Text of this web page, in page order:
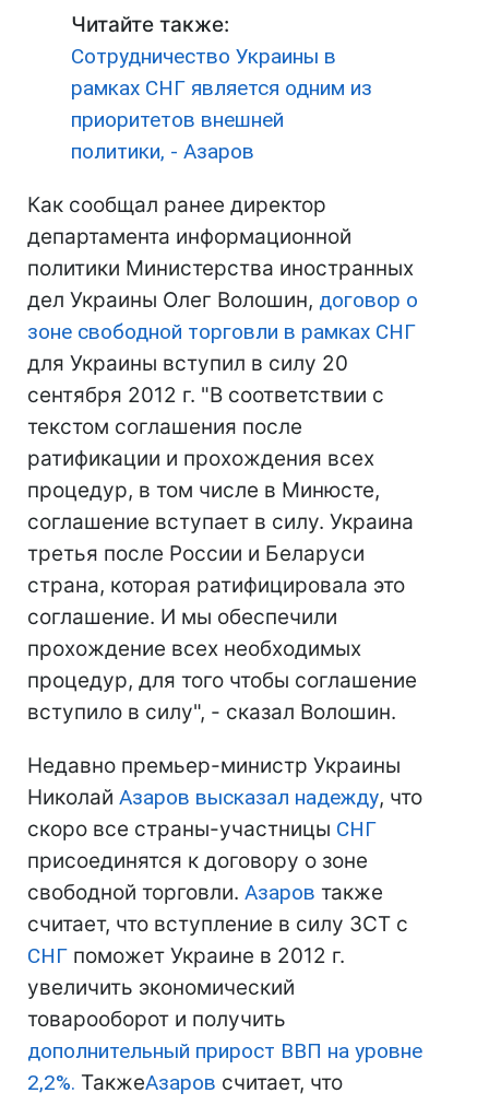
Читайте также:
Сотрудничество Украины в
рамках СНГ является одним из
приоритетов внешней
политики, - Азаров
Как сообщал ранее директор
департамента информационной
политики Министерства иностранных
дел Украины Олег Волошин, договор о
зоне свободной торговли в рамках СНГ
для Украины вступил в силу 20
сентября 2012 г. "В соответствии с
текстом соглашения после
ратификации и прохождения всех
процедур, в том числе в Минюсте,
соглашение вступает в силу. Украина
третья после России и Беларуси
страна, которая ратифицировала это
соглашение. И мы обеспечили
прохождение всех необходимых
процедур, для того чтобы соглашение
вступило в силу", - сказал Волошин.
Недавно премьер-министр Украины
Николай Азаров высказал надежду, что
скоро все страны-участницы СНГ
присоединятся к договору о зоне
свободной торговли. Азаров также
считает, что вступление в силу ЗСТ с
СНГ поможет Украине в 2012 г.
увеличить экономический
товарооборот и получить
дополнительный прирост ВВП на уровне
2,2%. ТакжеАзаров считает, что